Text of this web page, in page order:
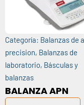
Categoría: Balanzas de
precision, Balanzas de
laboratorio, Básculas y
balanzas
BALANZA APN